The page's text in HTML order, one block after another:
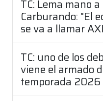
TC: Lema mano
Carburando: "El
se va a llamar
TC: uno de los
viene el armado
temporada 2026